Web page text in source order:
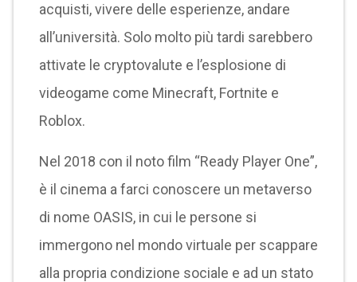
acquisti, vivere delle esperienze, andare
all’università. Solo molto più tardi sarebbero
attivate le cryptovalute e l’esplosione di
videogame come Minecraft, Fortnite e
Roblox.
Nel 2018 con il noto film “Ready Player One”,
è il cinema a farci conoscere un metaverso
di nome OASIS, in cui le persone si
immergono nel mondo virtuale per scappare
alla propria condizione sociale e ad un stato